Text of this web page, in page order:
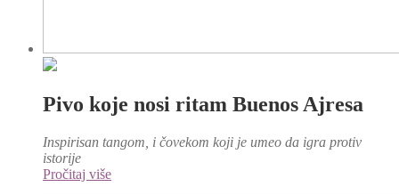
Pivo koje nosi ritam Buenos Ajresa
Inspirisan tangom, i čovekom koji je umeo da igra protiv
istorije
Pročitaj više